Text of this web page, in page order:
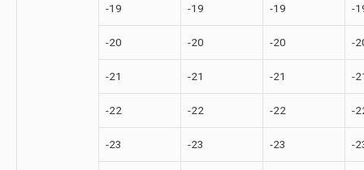
-19 -19 -19 -
-20 -20 -20 -
-21 -21 -21 -
-22 -22 -22 -
-23 -23 -23 -